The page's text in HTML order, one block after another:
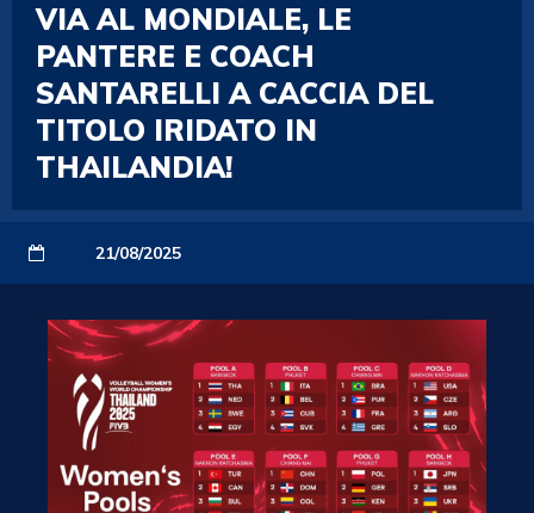
VIA AL MONDIALE, LE
PANTERE E COACH
SANTARELLI A CACCIA DEL
TITOLO IRIDATO IN
THAILANDIA!
21/08/2025